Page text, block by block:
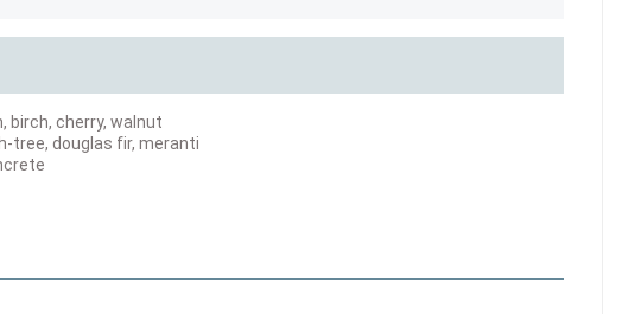
birch, cherry, walnut
tree, douglas fir, meranti